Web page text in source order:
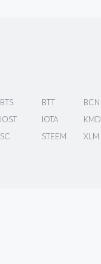
BTS BTT BCN
IOST IOTA KMD
SC STEEM XLM